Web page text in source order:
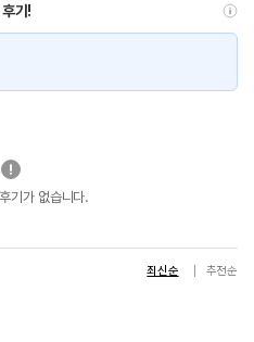
기!
기가 없습니다.
최신순 추천순